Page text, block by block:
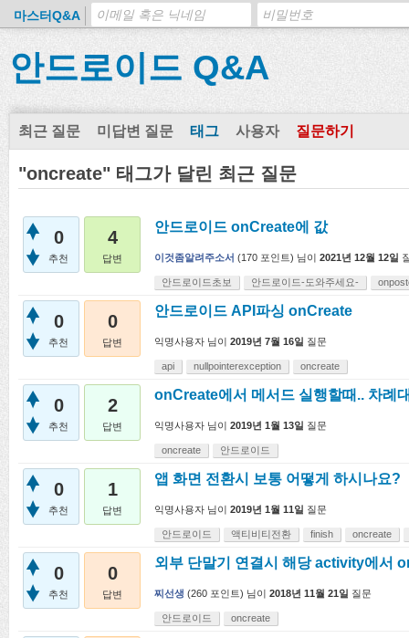
마스터Q&A
안드로이드 Q&A
최근 질문 미답변 질문 태그 사용자 질문하기
"oncreate" 태그가 달린 최근 질문
0
추천
4
답변
안드로이드 onCreate에 값
이것좀알려주소서 (170 포인트) 님이 2021년 12월 12일
안드로이드초보 안드로이드-도와주세요-
0
추천
0
답변
안드로이드 API파싱 onCreate
익명사용자 님이 2019년 7월 16일 질문
api nullpointerexception oncreate
0
추천
2
답변
onCreate에서 메서드 실행할때.. 차례
익명사용자 님이 2019년 1월 13일 질문
oncreate 안드로이드
0
추천
1
답변
앱 화면 전환시 보통 어떻게 하시나요?
익명사용자 님이 2019년 1월 11일 질문
안드로이드 액티비티전환 finish oncreate
0
추천
0
답변
외부 단말기 연결시 해당 activity에서
찌선생 (260 포인트) 님이 2018년 11월 21일 질문
안드로이드 oncreate